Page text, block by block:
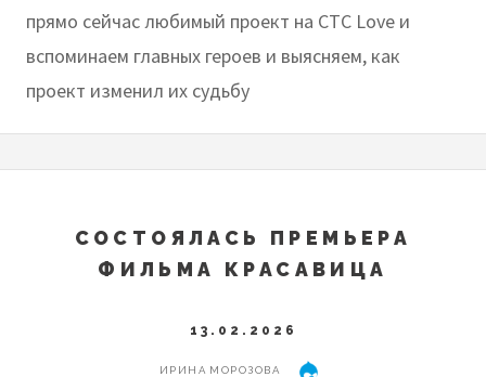
прямо сейчас любимый проект на СТС Love и
вспоминаем главных героев и выясняем, как
проект изменил их судьбу
СОСТОЯЛАСЬ ПРЕМЬЕРА
ФИЛЬМА КРАСАВИЦА
13.02.2026
ИРИНА МОРОЗОВА